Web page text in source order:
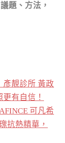
題、方法，
彥靚診所 黃政
有自信！
可凡希
抗熱精華，